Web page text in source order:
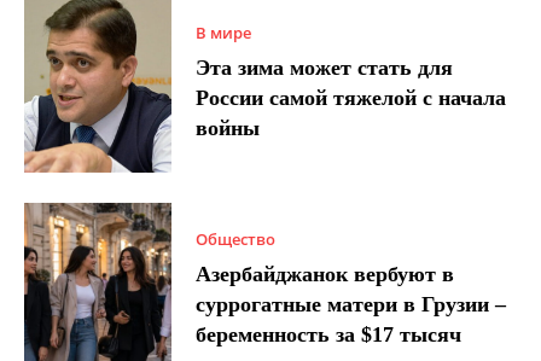
В мире
Эта зима может стать для
России самой тяжелой с начала
войны
Общество
Азербайджанок вербуют в
суррогатные матери в Грузии –
беременность за $17 тысяч